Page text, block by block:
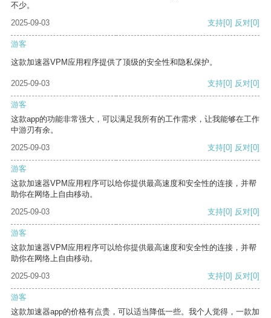
不少。
2025-09-03
支持[0] 反对[0]
游客
这款加速器VPM应用程序提供了顶级的安全性和隐私保护。
2025-09-03 支持[0] 反对[0]
游客
这款app的功能非常强大，可以满足我所有的工作需求，让我能够在工作
中游刃有余。
2025-09-03
支持[0] 反对[0]
游客
这款加速器VPM应用程序可以给你提供最高速度和安全性的连接，并帮
助你在网络上自由移动。
2025-09-03
支持[0] 反对[0]
游客
这款加速器VPM应用程序可以给你提供最高速度和安全性的连接，并帮
助你在网络上自由移动。
2025-09-03
支持[0] 反对[0]
游客
这款加速器app的价格有点贵，可以适当降低一些。我个人觉得，一款加